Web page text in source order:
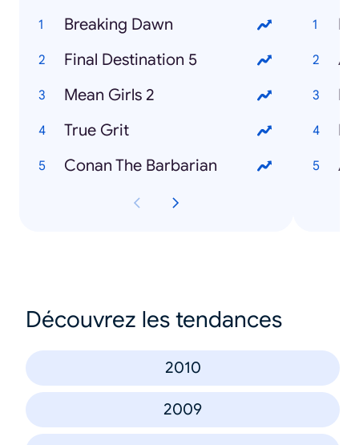
Breaking Dawn
Final Destination 5
Mean Girls 2
True Grit
Conan The Barbarian
Découvrez les tendances
2010
2009